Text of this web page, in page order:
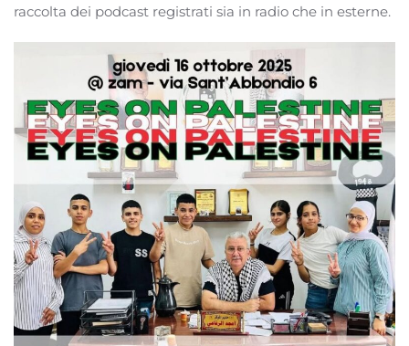
raccolta dei podcast registrati sia in radio che in esterne.